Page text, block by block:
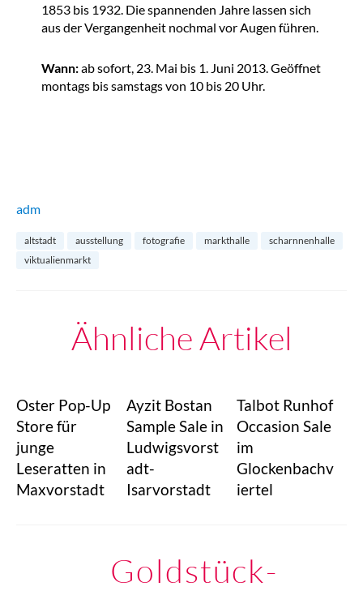
1853 bis 1932. Die spannenden Jahre lassen sich
aus der Vergangenheit nochmal vor Augen führen.
Wann:ab sofort, 23. Mai bis 1. Juni 2013. Geöffnet
montags bis samstags von 10 bis 20 Uhr.
adm
altstadt ausstellung fotografie markthalle
scharnnenhalle
viktualienmarkt
Ähnliche Artikel
Oster Pop-Up
Store für
junge
Leseratten in
Maxvorstadt
Ayzit Bostan
Sample Sale in
Ludwigsvorst
adt-
Isarvorstadt
Talbot Runhof
Occasion Sale
im
Glockenbachv
iertel
Goldstück-